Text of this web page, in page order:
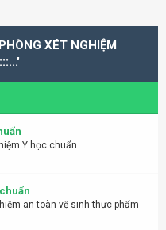
XÉT NGHIỆM
Y học chuẩn
an toàn vệ sinh thực phẩm